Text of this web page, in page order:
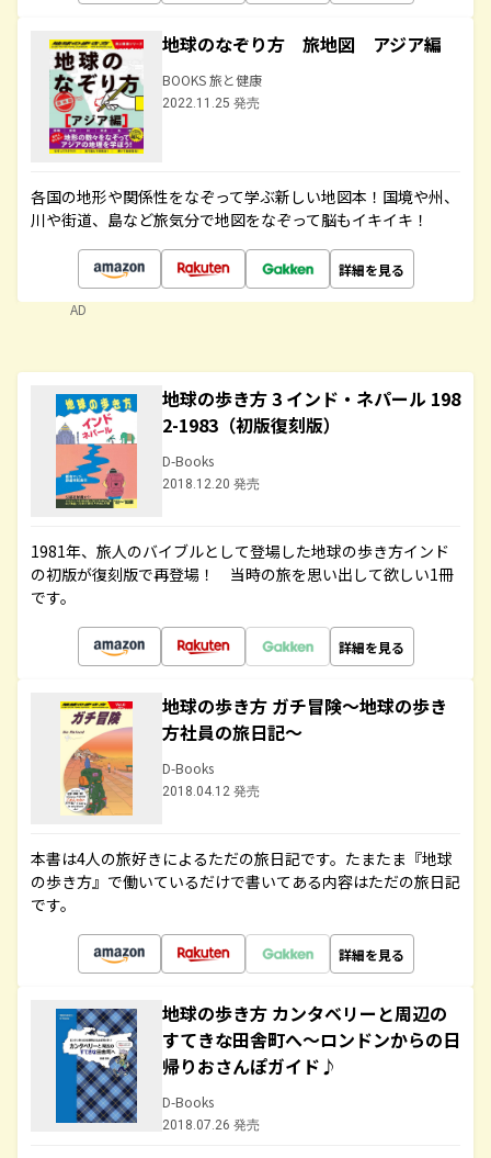
地球のなぞり方 旅地図 アジア編
BOOKS 旅と健康
2022.11.25 発売
各国の地形や関係性をなぞって学ぶ新しい地図本！国境や州、
川や街道、島など旅気分で地図をなぞって脳もイキイキ！
詳細を見る
AD
地球の歩き方 3 インド・ネパール 198
2-1983（初版復刻版）
D-Books
2018.12.20 発売
1981年、旅人のバイブルとして登場した地球の歩き方インド
の初版が復刻版で再登場！ 当時の旅を思い出して欲しい1冊
です。
詳細を見る
地球の歩き方 ガチ冒険～地球の歩き
方社員の旅日記～
D-Books
2018.04.12 発売
本書は4人の旅好きによるただの旅日記です。たまたま『地球
の歩き方』で働いているだけで書いてある内容はただの旅日記
です。
詳細を見る
地球の歩き方 カンタベリーと周辺の
すてきな田舎町へ～ロンドンからの日
帰りおさんぽガイド♪
D-Books
2018.07.26 発売